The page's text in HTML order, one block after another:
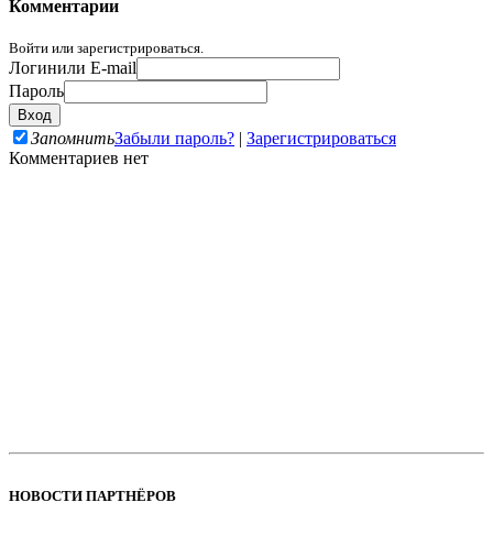
Комментарии
Войти или зарегистрироваться.
Логинили E-mail
Пароль
ЗапомнитьЗабыли пароль? | Зарегистрироваться
Комментариев нет
НОВОСТИ ПАРТНЁРОВ